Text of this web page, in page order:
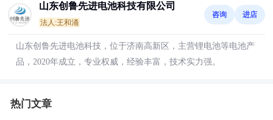
山东创鲁先进电池科技有限公司
法人:王和涌
咨询 进店
山东创鲁先进电池科技，位于济南高新区，主营锂电池等电池产
品，2020年成立，专业权威，经验丰富，技术实力强。
热门文章